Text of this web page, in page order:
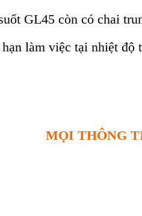
GL45 còn có chai
làm việc tại nhiệt độ
MỌI THÔNG